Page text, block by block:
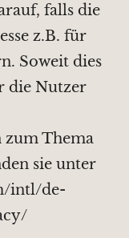
falls die
z.B. für
Soweit dies
die Nutzer
Thema
sie unter
intl/de-